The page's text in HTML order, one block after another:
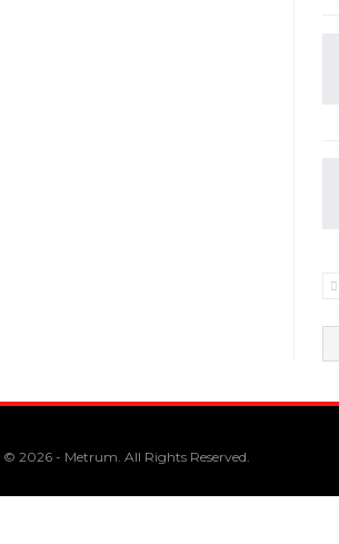
© 2026 - Metrum. All Rights Reserved.